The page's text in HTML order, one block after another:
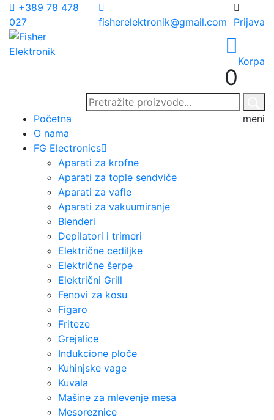
+389 78 478
027
fisherelektronik@gmail.com Prijava
0
Korpa
Početna
O nama
FG Electronics
Aparati za krofne
Aparati za tople sendviče
Aparati za vafle
Aparati za vakuumiranje
Blenderi
Depilatori i trimeri
Električne cediljke
Električne šerpe
Električni Grill
Fenovi za kosu
Figaro
Friteze
Grejalice
Indukcione ploče
Kuhinjske vage
Kuvala
Mašine za mlevenje mesa
Mesoreznice
meni